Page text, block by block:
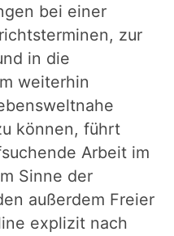
bei einer
zur
in die
weiterhin
können, führt
Arbeit im
Sinne der
außerdem Freier
explizit nach